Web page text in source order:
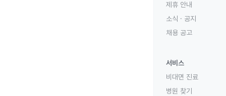
제휴 안내
소식 · 공지
채용 공고
서비스
비대면 진료
병원 찾기